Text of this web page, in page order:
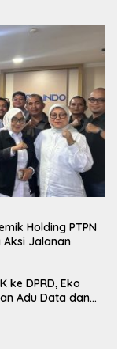
Holding PTPN
Aksi Jalanan
ke DPRD, Eko
Adu Data dan